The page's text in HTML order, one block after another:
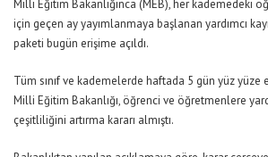
Milli Eğitim Bakanlığınca (MEB), her kademedeki
için geçen ay yayımlanmaya başlanan yardımcı
paketi bugün erişime açıldı.
Tüm sınıf ve kademelerde haftada 5 gün yüz yüze
Milli Eğitim Bakanlığı, öğrenci ve öğretmenlere
çeşitliliğini artırma kararı almıştı.